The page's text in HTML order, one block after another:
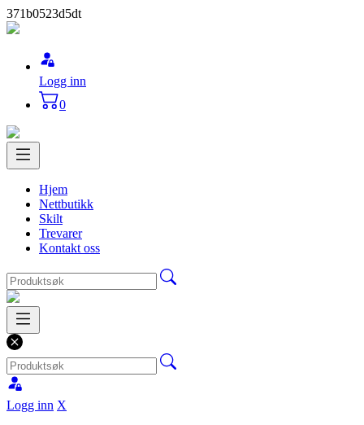
371b0523d5dt
Logg inn
0
Hjem
Nettbutikk
Skilt
Trevarer
Kontakt oss
Logg inn X